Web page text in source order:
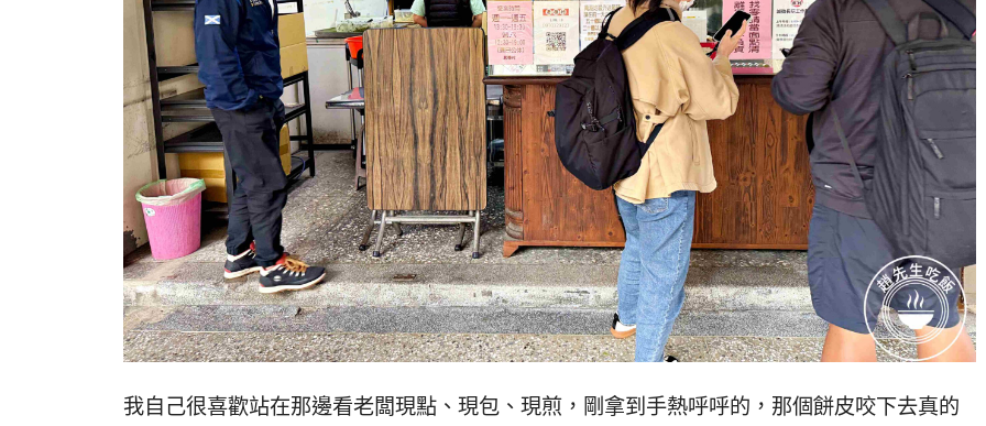
我自己很喜歡站在那邊看老闆現點、現包、現煎，剛拿到手熱呼呼的，那個餅皮咬下去真的